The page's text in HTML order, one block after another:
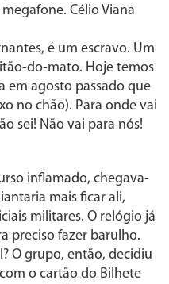
Célio Viana
é um escravo. Um
do-mato. Hoje temos
em agosto passado que
no chão). Para onde vai
sei! Não vai para nós!
inflamado, chegava-
mais ficar ali,
militares. O relógio já
preciso fazer barulho.
O grupo, então, decidiu
o cartão do Bilhete